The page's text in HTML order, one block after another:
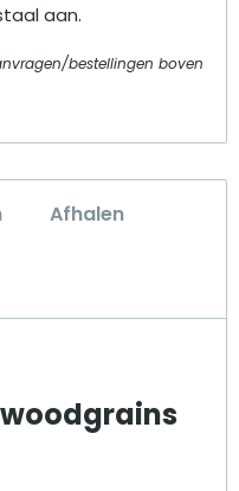
Afhalen
aan.
bestellingen boven